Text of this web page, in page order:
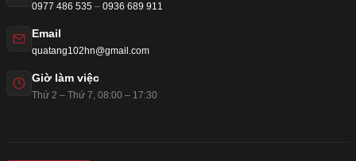
0977 486 535 – 0936 689 911
Email
quatang102hn@gmail.com
Giờ làm việc
Thứ 2 – Thứ 7, 08:00 – 17:30